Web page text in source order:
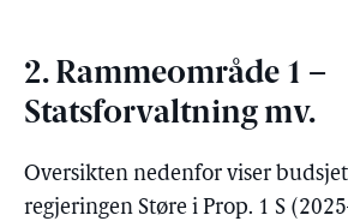
2. Rammeområde 1 –
Statsforvaltning mv.
Oversikten nedenfor viser
regjeringen Støre i Prop. 1 S